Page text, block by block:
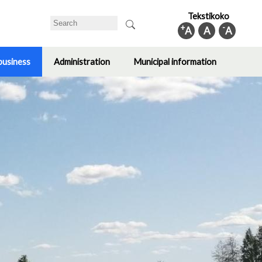
Search Tekstikoko
-A
A
+A
Toggle
submenu
Administration
Toggle
submenu
Municipal information
submenu